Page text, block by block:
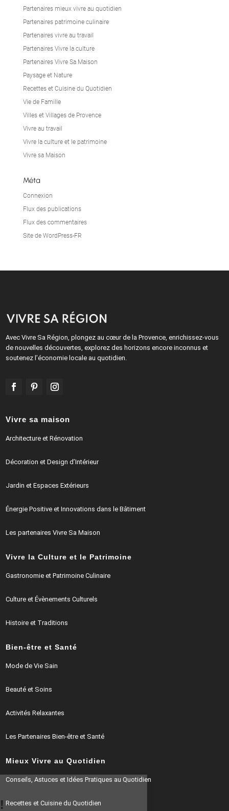
Continuer sans accepter
les Cookies !
Partenaires mieux vivre au quotidien
Partenaires patrimoine culinaire
Partenaires vivre au travail
Partenaires Vivre la culture
Partenaires Vivre Sa Maison
Paysage et Nature
Recettes et Cuisine du Quotidien
Vie de Famille
Villes et Villages de Provence
Vivre au travail
Vivre la culture et le patrimoine
Vivre sa Maison
Méta
Connexion
Flux des publications
Flux des commentaires
Site de WordPress-FR
Avec Vivre Sa Région, plongez au cœur de la Provence, enrichissez-vous
de nouvelles découvertes, explorez des horizons encore inconnus et
soutenez l’économie locale au quotidien.
Vivre sa maison
Architecture et Rénovation
Décoration et Design d’Intérieur
Jardin et Espaces Extérieurs
Énergie Positive et Innovations dans le Bâtiment
Les partenaires Vivre Sa Maison
Vivre la Culture et le Patrimoine
Gastronomie et Patrimoine Culinaire
Culture et Évènements Culturels
Histoire et Traditions
Bien-être et Santé
Mode de Vie Sain
Beauté et Soins
Activités Relaxantes
Les Partenaires Bien-être et Santé
Mieux Vivre au Quotidien
Conseils, Astuces et Idées Pratiques au Quotidien
Recettes et Cuisine du Quotidien